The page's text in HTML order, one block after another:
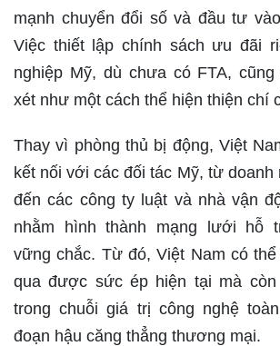
mạnh chuyển đổi số và đầu tư
Việc thiết lập chính sách ưu đãi
nghiệp Mỹ, dù chưa có FTA,
xét như một cách thể hiện thiện chí
Thay vì phòng thủ bị động, Việt
kết nối với các đối tác Mỹ, từ doanh
đến các công ty luật và nhà vận
nhằm hình thành mạng lưới hỗ
vững chắc. Từ đó, Việt Nam có
qua được sức ép hiện tại mà
trong chuỗi giá trị công nghệ
đoạn hậu căng thẳng thương mại.